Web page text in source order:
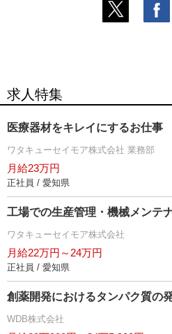
求人特集
医療器材をキレイにするお仕事
ワタキューセイモア株式会社 業務部
月給23万円
正社員 / 愛知県
工場での生産管理・機械メンテ
ワタキューセイモア株式会社
月給22万円～24万円
正社員 / 愛知県
創薬開発におけるタンパク質の
WDB株式会社